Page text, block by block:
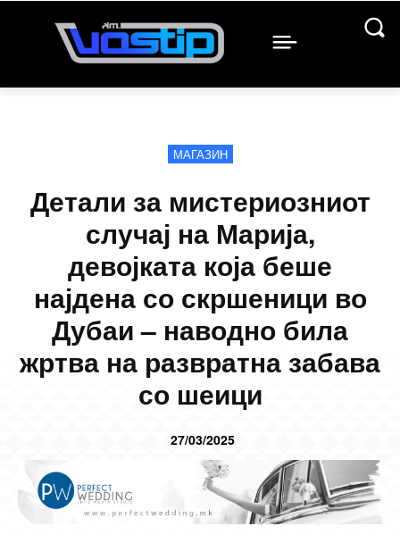
МАГАЗИН
Детали за мистериозниот
случај на Марија,
девојката која беше
најдена со скршеници во
Дубаи – наводно била
жртва на развратна забава
со шеици
27/03/2025